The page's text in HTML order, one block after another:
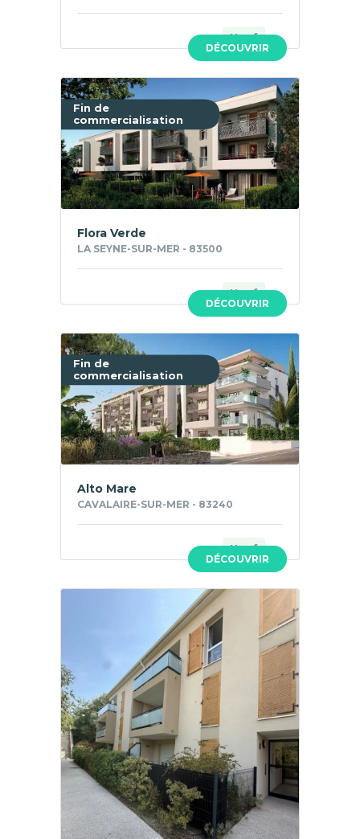
DÉCOUVRIR
Neuf
Fin de
commercialisation
DÉCOUVRIR
Flora Verde
LA SEYNE-SUR-MER - 83500
Neuf
Fin de
commercialisation
DÉCOUVRIR
Alto Mare
CAVALAIRE-SUR-MER - 83240
Neuf